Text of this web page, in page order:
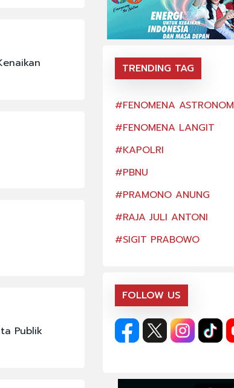
Publik
TRENDING TAG
#FENOMENA
#FENOMENA LANGIT
#KAPOLRI
#PBNU
#PRAMONO ANUNG
#RAJA JULI ANTONI
#SIGIT PRABOWO
FOLLOW US